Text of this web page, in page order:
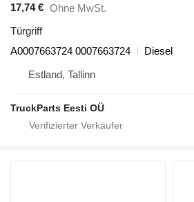
17,74 € Ohne MwSt.
Türgriff
A0007663724 0007663724
Diesel
Estland, Tallinn
TruckParts Eesti OÜ